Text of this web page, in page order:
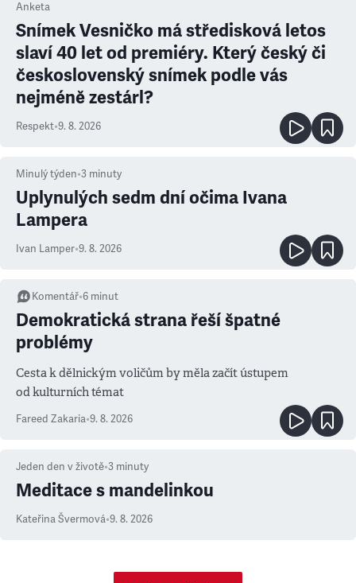
Anketa
Snímek Vesničko má středisková letos
slaví 40 let od premiéry. Který český či
československý snímek podle vás
nejméně zestárl?
Respekt•9. 8. 2026
Minulý týden•3 minuty
Uplynulých sedm dní očima Ivana
Lampera
Ivan Lamper•9. 8. 2026
Komentář•6 minut
Demokratická strana řeší špatné
problémy
Cesta k dělnickým voličům by měla začít ústupem
od kulturních témat
Fareed Zakaria•9. 8. 2026
Jeden den v životě•3 minuty
Meditace s mandelinkou
Kateřina Švermová•9. 8. 2026